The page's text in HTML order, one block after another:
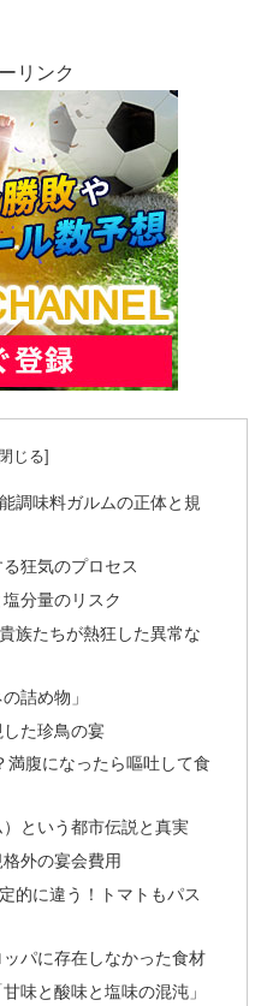
リンク
調味料ガルムの正体と規
狂気のプロセス
分量のリスク
族たちが熱狂した異常な
詰め物」
た珍鳥の宴
満腹になったら嘔吐して食
という都市伝説と真実
外の宴会費用
的に違う！トマトもパス
パに存在しなかった食材
味と酸味と塩味の混沌」